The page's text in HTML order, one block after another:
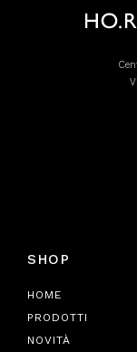
SHOP
HOME
PRODOTTI
NOVITÀ